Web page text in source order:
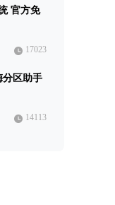
官方免
17023
分区助手
14113